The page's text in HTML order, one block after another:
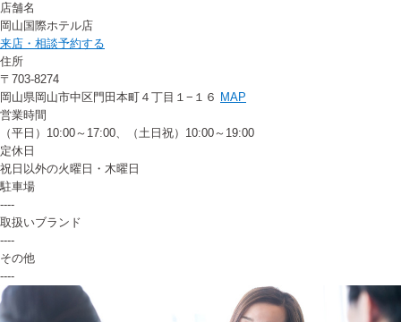
店舗名
岡山国際ホテル店
来店・相談予約する
住所
〒703-8274
岡山県岡山市中区門田本町４丁目１−１６ MAP
営業時間
（平日）10:00～17:00、（土日祝）10:00～19:00
定休日
祝日以外の火曜日・木曜日
駐車場
----
取扱いブランド
----
その他
----